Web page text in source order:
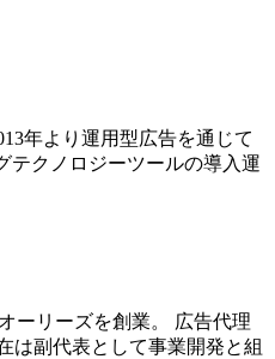
年より運用型広告を通じて
テクノロジーツールの導入運
ーリーズを創業。 広告代理
は副代表として事業開発と組